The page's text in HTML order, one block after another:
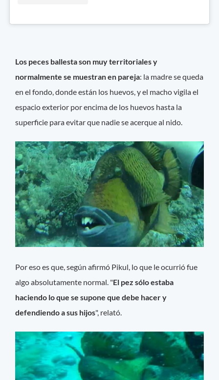
Los peces ballesta son muy territoriales y
normalmente se muestran en pareja: la madre se queda
en el fondo, donde están los huevos, y el macho vigila el
espacio exterior por encima de los huevos hasta la
superficie para evitar que nadie se acerque al nido.
Por eso es que, según afirmó Pikul, lo que le ocurrió fue
algo absolutamente normal. "El pez sólo estaba
haciendo lo que se supone que debe hacer y
defendiendo a sus hijos", relató.